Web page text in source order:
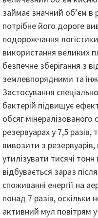
займає значний об’єм в
потрібне його дороге
подорожчання
використання великих
безпечне зберігання з
землевпорядними та
Застосування
бактерій підвищує
обсяг
резервуарах у 7,5
вивозити з
утилізувати тисячі
відбувається зараз
споживанні енергії на
понад 7 разів, оскільки
активний мул повітрям